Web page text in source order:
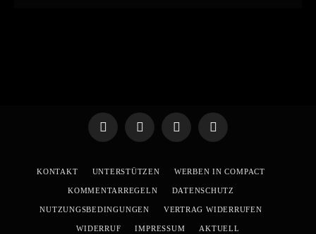
TelegramWhatsApp
X
YouTube
KONTAKT UNTERSTÜTZEN WERBEN IN COMPACT
KOMMENTARREGELN DATENSCHUTZ
NUTZUNGSBEDINGUNGEN VERTRAG WIDERRUFEN
WIDERRUF IMPRESSUM AKTUELL